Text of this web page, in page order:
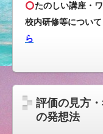
たのしい講座・
校内研修等につい
ら
評価の見方
の発想法